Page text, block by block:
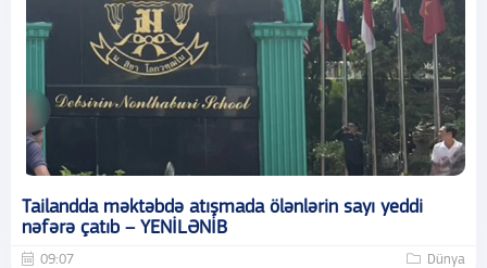
Tailandda məktəbdə atışmada ölənlərin sayı yeddi
nəfərə çatıb – YENİLƏNİB
09:07 Dünya